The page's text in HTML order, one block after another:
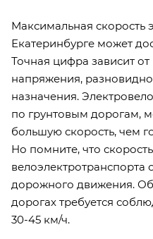
Максимальная скорость
Екатеринбурге может
Точная цифра зависит
напряжения,
назначения.
по грунтовым дорогам,
большую скорость, чем
Но помните, что
велоэлектротранспорта
дорожного движения.
дорогах требуется
30-45 км/ч.